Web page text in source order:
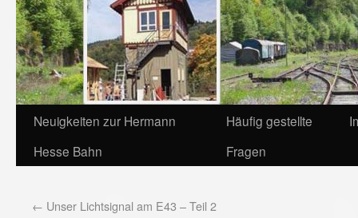
Neuigkeiten zur Hermann
Hesse Bahn
Häufig gestellte
Fragen
← Unser Lichtsignal am E43 – Teil 2